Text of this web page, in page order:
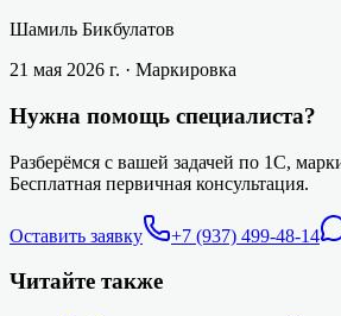
Шамиль Бикбулатов
21 мая 2026 г. · Маркировка
Нужна помощь специалиста?
Разберёмся с вашей задачей по 1С,
Бесплатная первичная консультация.
Оставить заявку +7 (937) 499-48-14
Читайте также